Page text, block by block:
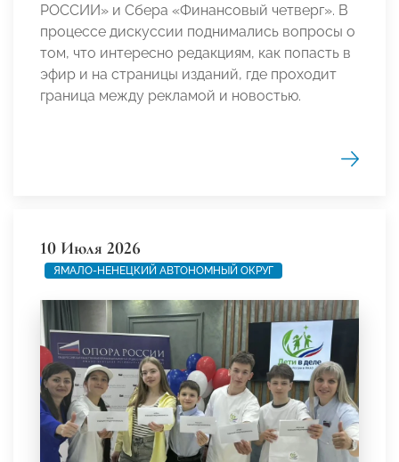
РОССИИ» и Сбера «Финансовый четверг». В
процессе дискуссии поднимались вопросы о
том, что интересно редакциям, как попасть в
эфир и на страницы изданий, где проходит
граница между рекламой и новостью.
10 Июля 2026
ЯМАЛО-НЕНЕЦКИЙ АВТОНОМНЫЙ ОКРУГ